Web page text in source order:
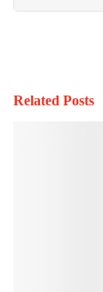
Related Posts